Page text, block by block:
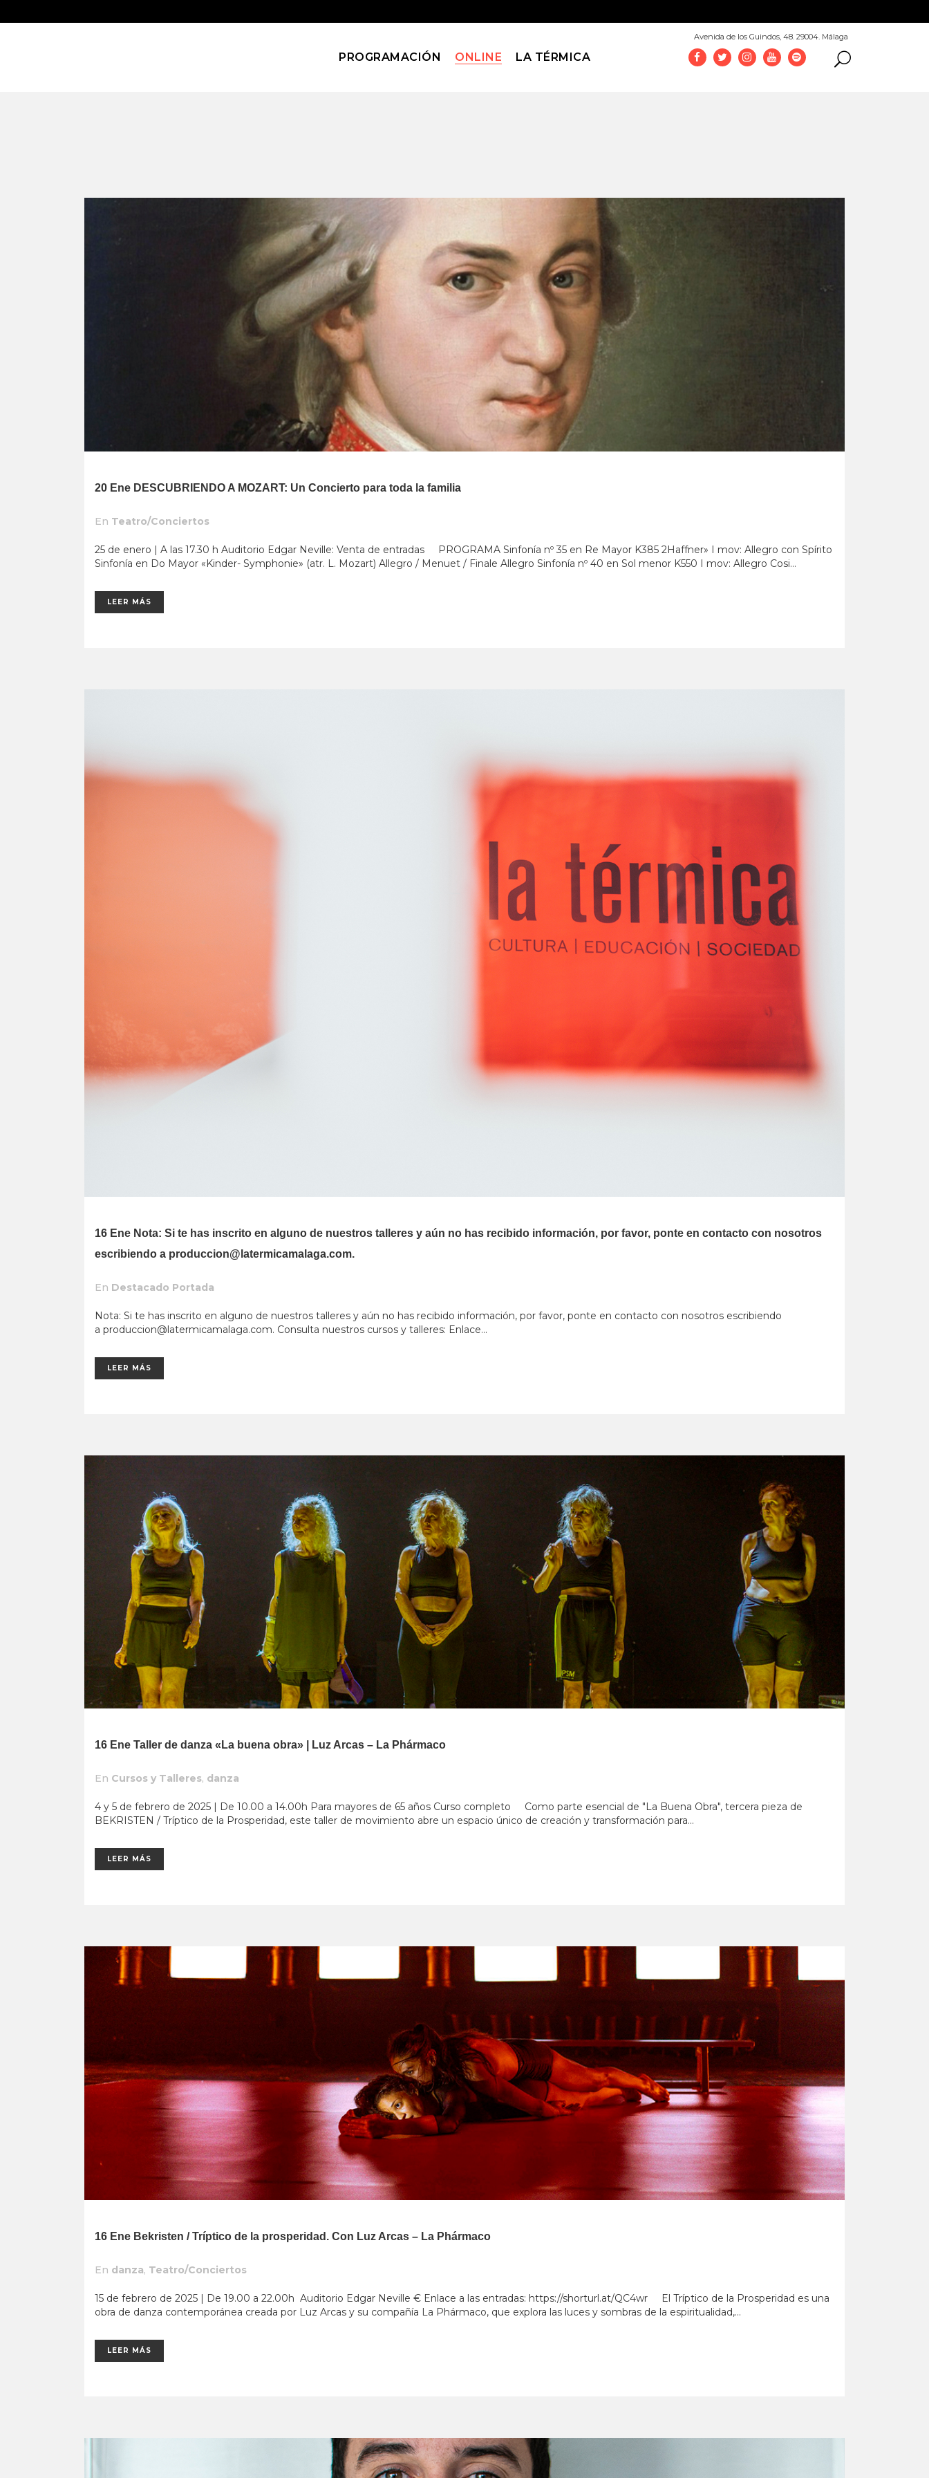
Avenida de los Guindos, 48. 29004. Málaga
PROGRAMACIÓN ONLINE LA TÉRMICA
Blog
20 Ene DESCUBRIENDO A MOZART: Un Concierto para toda la familia
En Teatro/Conciertos
25 de enero | A las 17.30 h Auditorio Edgar Neville: Venta de entradas PROGRAMA Sinfonía nº 35 en Re Mayor K385 2Haffner» I mov: Allegro con Spírito
Sinfonía en Do Mayor «Kinder- Symphonie» (atr. L. Mozart) Allegro / Menuet / Finale Allegro Sinfonía nº 40 en Sol menor K550 I mov: Allegro Cosi...
LEER MÁS
16 Ene Nota: Si te has inscrito en alguno de nuestros talleres y aún no has recibido información, por favor, ponte en contacto con nosotros
escribiendo a produccion@latermicamalaga.com.
En Destacado Portada
Nota: Si te has inscrito en alguno de nuestros talleres y aún no has recibido información, por favor, ponte en contacto con nosotros escribiendo
a produccion@latermicamalaga.com. Consulta nuestros cursos y talleres: Enlace...
LEER MÁS
16 Ene Taller de danza «La buena obra» | Luz Arcas – La Phármaco
En Cursos y Talleres, danza
4 y 5 de febrero de 2025 | De 10.00 a 14.00h Para mayores de 65 años Curso completo Como parte esencial de "La Buena Obra", tercera pieza de
BEKRISTEN / Tríptico de la Prosperidad, este taller de movimiento abre un espacio único de creación y transformación para...
LEER MÁS
16 Ene Bekristen / Tríptico de la prosperidad. Con Luz Arcas – La Phármaco
En danza, Teatro/Conciertos
15 de febrero de 2025 | De 19.00 a 22.00h Auditorio Edgar Neville € Enlace a las entradas: https://shorturl.at/QC4wr El Tríptico de la Prosperidad es una
obra de danza contemporánea creada por Luz Arcas y su compañía La Phármaco, que explora las luces y sombras de la espiritualidad,...
LEER MÁS